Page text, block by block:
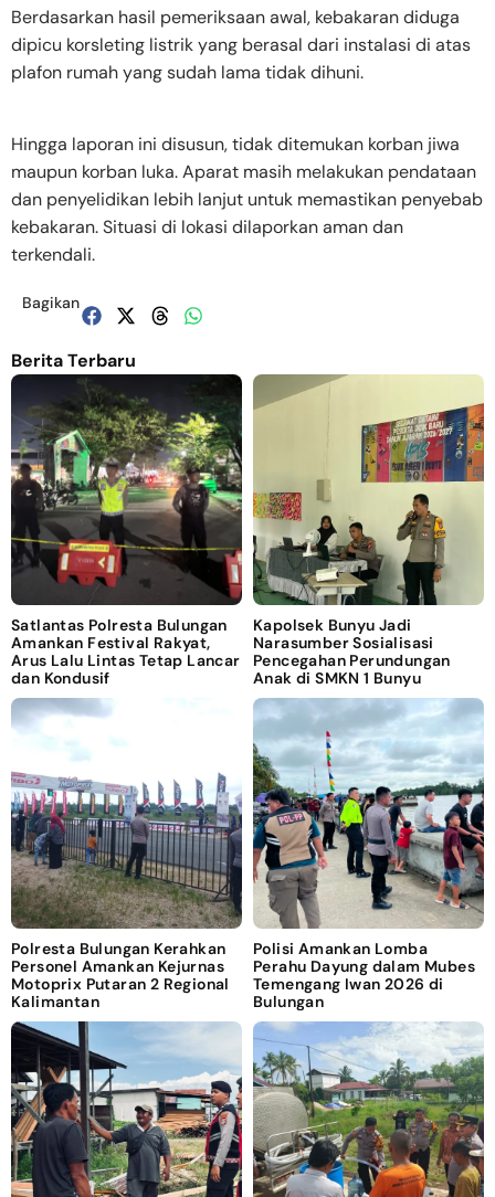
Berdasarkan hasil pemeriksaan awal, kebakaran diduga
dipicu korsleting listrik yang berasal dari instalasi di atas
plafon rumah yang sudah lama tidak dihuni.
Hingga laporan ini disusun, tidak ditemukan korban jiwa
maupun korban luka. Aparat masih melakukan pendataan
dan penyelidikan lebih lanjut untuk memastikan penyebab
kebakaran. Situasi di lokasi dilaporkan aman dan
terkendali.
Bagikan
Berita Terbaru
Satlantas Polresta Bulungan
Amankan Festival Rakyat,
Arus Lalu Lintas Tetap Lancar
dan Kondusif
Kapolsek Bunyu Jadi
Narasumber Sosialisasi
Pencegahan Perundungan
Anak di SMKN 1 Bunyu
Polresta Bulungan Kerahkan
Personel Amankan Kejurnas
Motoprix Putaran 2 Regional
Kalimantan
Polisi Amankan Lomba
Perahu Dayung dalam Mubes
Temengang Iwan 2026 di
Bulungan